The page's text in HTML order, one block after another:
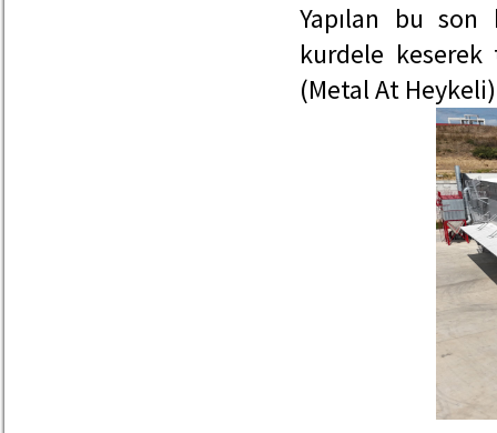
Yapılan bu
kurdele keserek
(Metal At